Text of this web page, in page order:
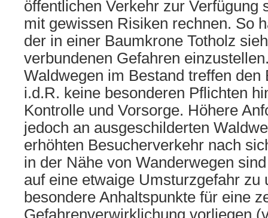
öffentlichen Verkehr zur Verfügung
mit gewissen Risiken rechnen. So
der in einer Baumkrone Totholz
verbundenen Gefahren
Waldwegen im Bestand treffen den
i.d.R. keine besonderen Pflichten
Kontrolle und Vorsorge. Höhere
jedoch an ausgeschilderten
erhöhten Besucherverkehr nach
in der Nähe von Wanderwegen
auf eine etwaige Umsturzgefahr zu
besondere Anhaltspunkte für eine
Gefahrenverwirklichung vorliegen